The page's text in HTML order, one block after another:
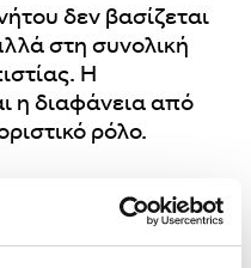
δεν βασίζεται
στη συνολική
Η
η διαφάνεια από
ρόλο.